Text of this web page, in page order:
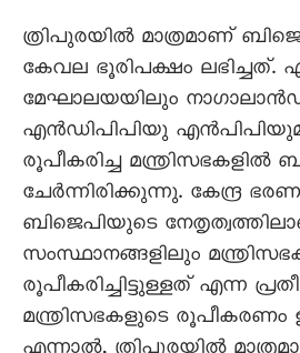
ത്രിപുരയില്‍ മാത്രമാണ്
കേവല ഭൂരിപക്ഷം ലഭിച്ചത്.
മേഘാലയയിലും
എന്‍ഡിപിപിയു
രൂപീകരിച്ച മന്ത്രിസഭകളില്‍
ചേര്‍ന്നിരിക്കുന്നു. കേന്ദ്ര
ബിജെപിയുടെ
സംസ്ഥാനങ്ങളിലും
രൂപീകരിച്ചിട്ടുള്ളത് എന്ന
മന്ത്രിസഭകളുടെ രൂപീകരണം